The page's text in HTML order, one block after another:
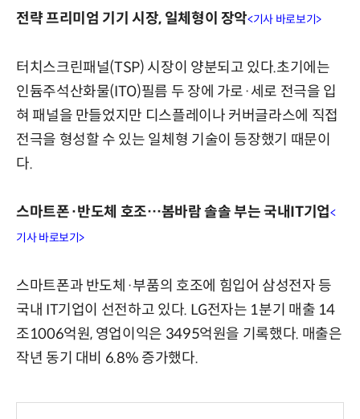
전략 프리미엄 기기 시장, 일체형이 장악<기사 바로보기>
터치스크린패널(TSP) 시장이 양분되고 있다.초기에는
인듐주석산화물(ITO)필름 두 장에 가로·세로 전극을 입
혀 패널을 만들었지만 디스플레이나 커버글라스에 직접
전극을 형성할 수 있는 일체형 기술이 등장했기 때문이
다.
스마트폰·반도체 호조…봄바람 솔솔 부는 국내IT기업<
기사 바로보기>
스마트폰과 반도체·부품의 호조에 힘입어 삼성전자 등
국내 IT기업이 선전하고 있다. LG전자는 1분기 매출 14
조1006억원, 영업이익은 3495억원을 기록했다. 매출은
작년 동기 대비 6.8% 증가했다.